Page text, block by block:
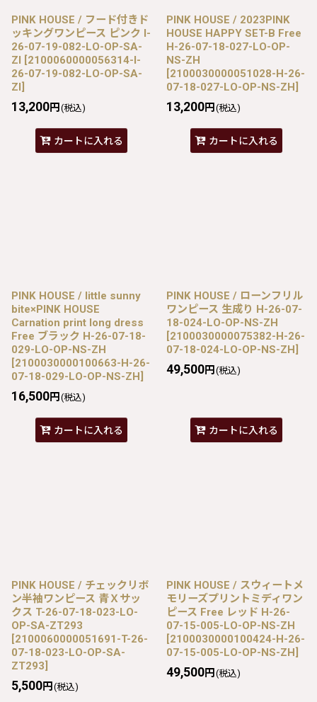
PINK HOUSE / フード付きド
ッキングワンピース ピンク I-
26-07-19-082-LO-OP-SA-
ZI [2100060000056314-I-
26-07-19-082-LO-OP-SA-
ZI]
13,200円 (税込)
カートに入れる
PINK HOUSE / 2023PINK
HOUSE HAPPY SET-B Free
H-26-07-18-027-LO-OP-
NS-ZH
[2100030000051028-H-26-
07-18-027-LO-OP-NS-ZH]
13,200円 (税込)
カートに入れる
PINK HOUSE / little sunny
bite×PINK HOUSE
Carnation print long dress
Free ブラック H-26-07-18-
029-LO-OP-NS-ZH
[2100030000100663-H-26-
07-18-029-LO-OP-NS-ZH]
16,500円 (税込)
カートに入れる
PINK HOUSE / ローンフリル
ワンピース 生成り H-26-07-
18-024-LO-OP-NS-ZH
[2100030000075382-H-26-
07-18-024-LO-OP-NS-ZH]
49,500円 (税込)
カートに入れる
PINK HOUSE / チェックリボ
ン半袖ワンピース 青Ｘサッ
クス T-26-07-18-023-LO-
OP-SA-ZT293
[2100060000051691-T-26-
07-18-023-LO-OP-SA-
ZT293]
5,500円 (税込)
PINK HOUSE / スウィートメ
モリーズプリントミディワン
ピース Free レッド H-26-
07-15-005-LO-OP-NS-ZH
[2100030000100424-H-26-
07-15-005-LO-OP-NS-ZH]
49,500円 (税込)